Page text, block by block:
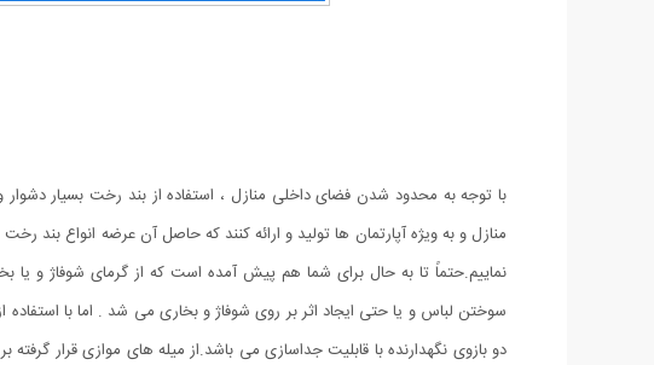
با توجه به محدود شدن فضای داخلی منازل ، استفاده از بند رخت بسیار
منازل و به ویژه آپارتمان ها تولید و ارائه کنند که حاصل آن عرضه انواع بند
نماییم.حتماً تا به حال برای شما هم پیش آمده است که از گرمای شوفاژ و
دو بازوی نگهدارنده با قابلیت جداسازی می باشد.از میله های موازی قرار